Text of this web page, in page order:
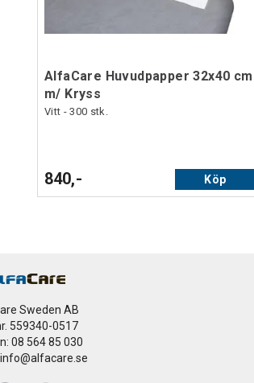
AlfaCare Huvudpapper 32x40 cm
m/ Kryss
Vitt - 300 stk.
840,- Köp
Sweden AB
559340-0517
08 564 85 030